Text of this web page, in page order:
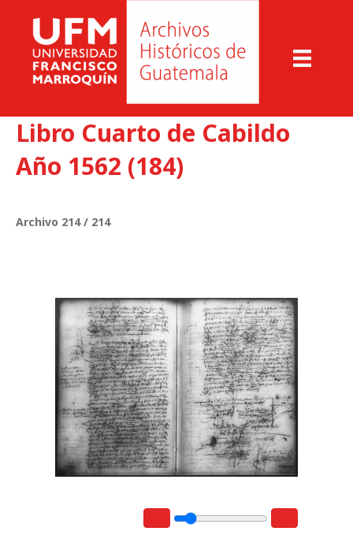
Libro Cuarto de Cabildo
Año 1562 (184)
Archivo 214 / 214